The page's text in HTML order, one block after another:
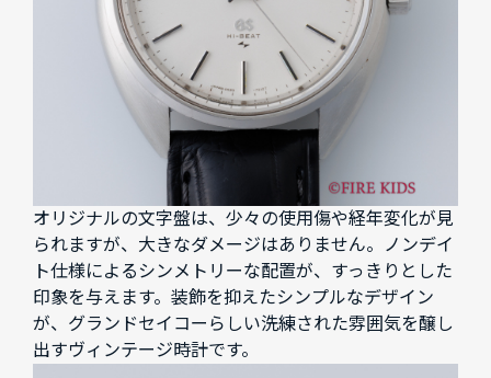
オリジナルの文字盤は、少々の使用傷や経年変化が見
られますが、大きなダメージはありません。ノンデイ
ト仕様によるシンメトリーな配置が、すっきりとした
印象を与えます。装飾を抑えたシンプルなデザイン
が、グランドセイコーらしい洗練された雰囲気を醸し
出すヴィンテージ時計です。